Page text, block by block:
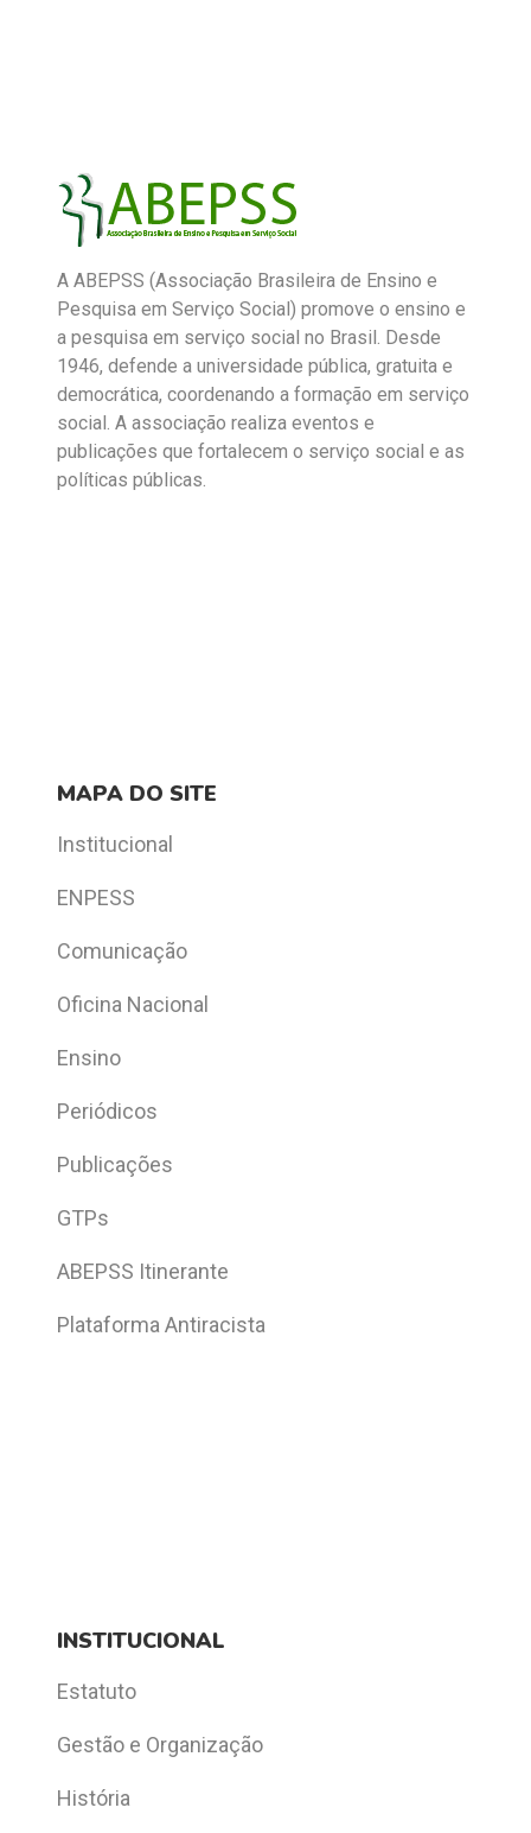
A ABEPSS (Associação Brasileira de Ensino e
Pesquisa em Serviço Social) promove o ensino e
a pesquisa em serviço social no Brasil. Desde
1946, defende a universidade pública, gratuita e
democrática, coordenando a formação em serviço
social. A associação realiza eventos e
publicações que fortalecem o serviço social e as
políticas públicas.
MAPA DO SITE
Institucional
ENPESS
Comunicação
Oficina Nacional
Ensino
Periódicos
Publicações
GTPs
ABEPSS Itinerante
Plataforma Antiracista
INSTITUCIONAL
Estatuto
Gestão e Organização
História